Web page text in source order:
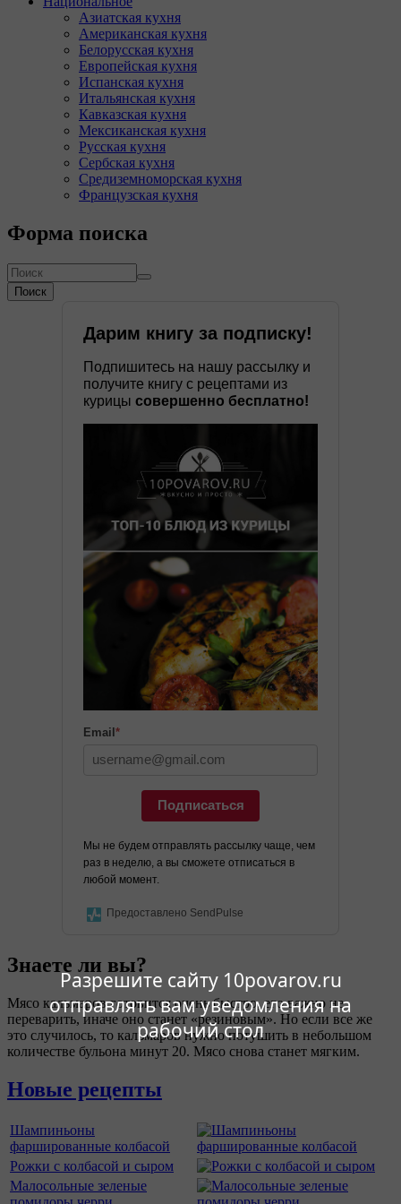
Разрешите сайту 10povarov.ru
отправлять вам уведомления на
рабочий стол
Азиатская кухня
Американская кухня
Белорусская кухня
Европейская кухня
Испанская кухня
Итальянская кухня
Кавказская кухня
Мексиканская кухня
Русская кухня
Сербская кухня
Средиземноморская кухня
Французская кухня
Форма поиска
Поиск
Дарим книгу за подписку!
Подпишитесь на нашу рассылку и
получите книгу с рецептами из
курицы совершенно бесплатно!
Email *
Подписаться
Мы не будем отправлять рассылку чаще, чем
раз в неделю, а вы сможете отписаться в
любой момент.
Предоставлено SendPulse
Знаете ли вы?
Мясо кальмаров готовится очень быстро, его важно не
переварить, иначе оно станет «резиновым». Но если все же
это случилось, то кальмаров нужно потушить в небольшом
количестве бульона минут 20. Мясо снова станет мягким.
Новые рецепты
Шампиньоны
фаршированные колбасой
Рожки с колбасой и сыром
Малосольные зеленые